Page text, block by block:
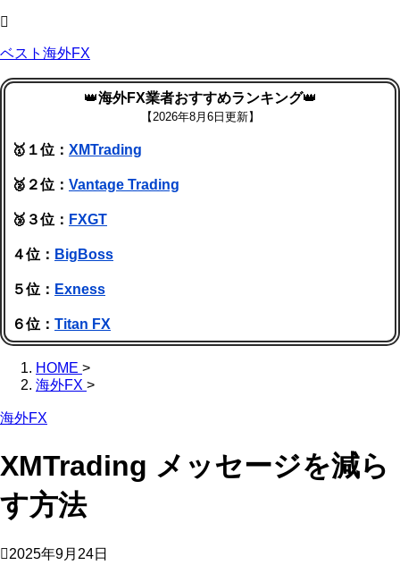
ベスト海外FX
👑海外FX業者おすすめランキング👑
【2026年8月6日更新】
🥇１位： XMTrading
🥈２位： Vantage Trading
🥉３位： FXGT
４位： BigBoss
５位： Exness
６位： Titan FX
HOME >
海外FX >
海外FX
XMTrading メッセージを減ら
す方法
2025年9月24日